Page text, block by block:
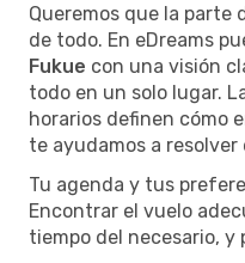
Queremos que la parte
de todo. En eDreams
Fukue con una visión
todo en un solo lugar.
horarios definen cómo
te ayudamos a
Tu agenda y tus
Encontrar el vuelo
tiempo del necesario, y